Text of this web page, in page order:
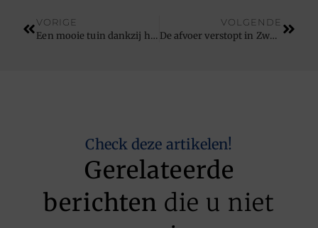
VORIGE
Een mooie tuin dankzij hovenier in Almelo
VOLGENDE
De afvoer verstopt in Zwolle? Vraag hulp!
Check deze artikelen!
Gerelateerde
berichten die u niet